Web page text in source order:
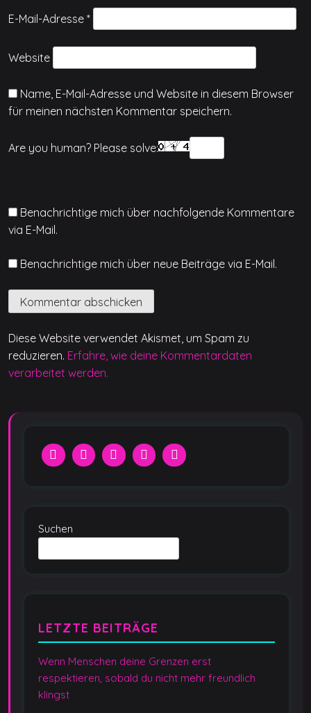
E-Mail-Adresse *
Website
Name, E-Mail-Adresse und Website in diesem Browser
für meinen nächsten Kommentar speichern.
Are you human? Please solve:
Benachrichtige mich über nachfolgende Kommentare
via E-Mail.
Benachrichtige mich über neue Beiträge via E-Mail.
Diese Website verwendet Akismet, um Spam zu
reduzieren. Erfahre, wie deine Kommentardaten
verarbeitet werden.
Suchen
LETZTE BEITRÄGE
Wenn Menschen deine Grenzen erst
respektieren, sobald du nicht mehr freundlich
klingst